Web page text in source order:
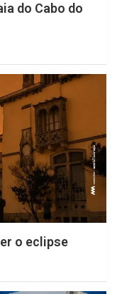
do Cabo do
o eclipse